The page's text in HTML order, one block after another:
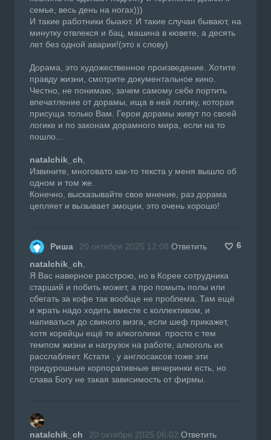
семье, весь день на ногах)))
И такие работники быают. И такие случаи бывают, на
минутку отвлекся и бац, машина в кювете, а десять
лет без одной аварии!(это к слову)
Дорама, это художественное произведение. Хотите
правду жизни, смотрите документальное кино.
Честно, не понимаю, зачем самому себе портить
впечатление от дорамы, ища в ней логику, которая
присуща только Вам. Герои дорамы живут по своей
логике и по законам дорамного мира, если на то
пошло...
natalchik_ch
Извините, многовато как-то текста у меня вышло об
одном и том же.
Конечно, высказывайте свое мнение, раз дорама
цепляет и вызывает эмоции, это очень хорошо!
Риша 20 октября 2025 12:08 Ответить
6
natalchik_ch
Я Вас наверное расстрою, но в Корее сотрудника
старший и побить может, а про помыть полы или
сбегать за кофе так вообще не проблема. Там ещё
и жрать надо ходить вместе с коллективом, и
напиваться до свиного визга, если шеф прикажет,
хотя корейцы ещё те алкоголики. просто с тем
темпом жизни и нагрузок на работе, алкоголь их
расслабляет. Кстати . у англосаксов тоже эти
придурошные корпоративные вечеринки есть, но
слава Богу не такая зависимость от фирмы.
natalchik_ch 20 октября 2025 06:02 Ответить